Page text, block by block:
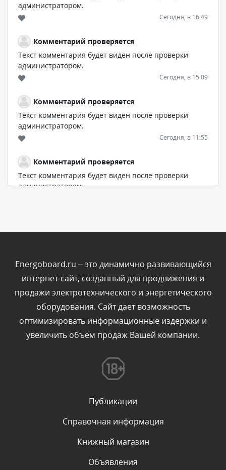
администратором.
Сегодня, в 16:49
Комментарий проверяется
Текст комментария будет виден после проверки
администратором.
Сегодня, в 15:09
Комментарий проверяется
Текст комментария будет виден после проверки
администратором.
Сегодня, в 11:55
Комментарий проверяется
Текст комментария будет виден после проверки
администратором.
Комментарий проверяется
Текст комментария будет виден после проверки
администратором.
Сегодня, в 11:20
Комментарий проверяется
Текст комментария будет виден после проверки
Комментарий проверяется
Текст комментария будет виден после проверки
администратором.
Комментарий проверяется
Energoboard.ru – это динамично развивающийся
интернет-сайт, созданный для продвижения и
продажи электротехнического и энергетического
оборудования. Сайт дает возможность
оптимизировать информационные издержки и
увеличить объем продаж Вашей компании.
Публикации
Справочная информация
Книжный магазин
Объявления